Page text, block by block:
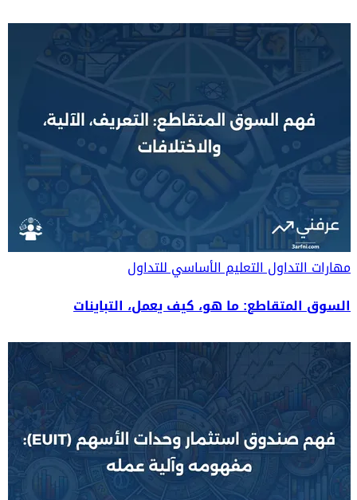
مهارات التداولالتعليم الأساسي للتداول
السوق المتقاطع: ما هو، كيف يعمل، التباينات